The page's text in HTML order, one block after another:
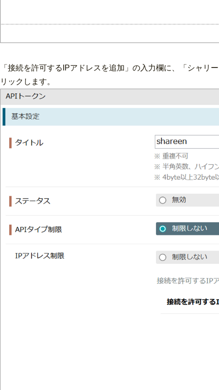
「接続を許可するIPアドレスを追加」の入力欄に、「シャ
リックします。